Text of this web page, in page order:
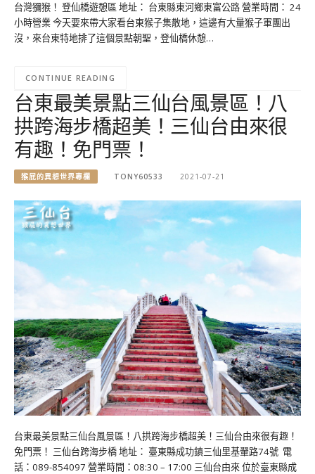
台灣獼猴！ 登仙橋遊憩區 地址： 台東縣東河鄉東富公路 營業時間： 24
小時營業 今天要來帶大家看台東猴子集散地，這邊有大量猴子軍團出
沒，來台東特地排了這個景點朝聖，登仙橋休憩…
CONTINUE READING
台東最美景點三仙台風景區！八
拱跨海步橋超美！三仙台由來很
有趣！免門票！
猴屁的異想世界專欄 TONY60533 2021-07-21
台東最美景點三仙台風景區！八拱跨海步橋超美！三仙台由來很有趣！
免門票！ 三仙台跨海步橋 地址： 臺東縣成功鎮三仙里基翬路74號 電
話：089-854097 營業時間：08:30 – 17:00 三仙台由來 位於臺東縣成